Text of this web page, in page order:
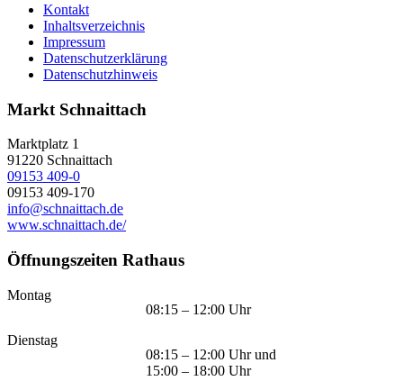
Kontakt
Inhaltsverzeichnis
Impressum
Datenschutzerklärung
Datenschutzhinweis
Markt Schnaittach
Marktplatz 1
91220 Schnaittach
09153 409-0
09153 409-170
info@schnaittach.de
www.schnaittach.de/
Öffnungszeiten Rathaus
Montag
08:15 – 12:00 Uhr
Dienstag
08:15 – 12:00 Uhr und
15:00 – 18:00 Uhr